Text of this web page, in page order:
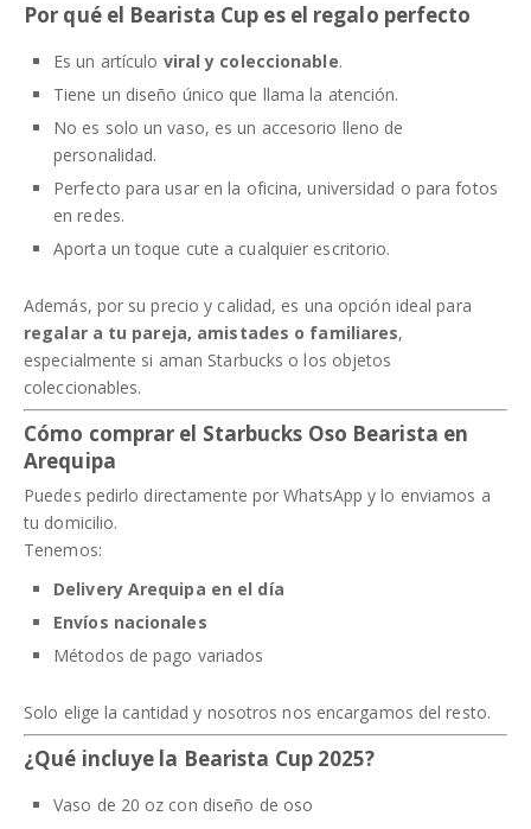
Por qué el Bearista Cup es el regalo perfecto
Es un artículo viral y coleccionable.
Tiene un diseño único que llama la atención.
No es solo un vaso, es un accesorio lleno de
personalidad.
Perfecto para usar en la oficina, universidad o para fotos
en redes.
Aporta un toque cute a cualquier escritorio.
Además, por su precio y calidad, es una opción ideal para
regalar a tu pareja, amistades o familiares,
especialmente si aman Starbucks o los objetos
coleccionables.
Cómo comprar el Starbucks Oso Bearista en
Arequipa
Puedes pedirlo directamente por WhatsApp y lo enviamos a
tu domicilio.
Tenemos:
Delivery Arequipa en el día
Envíos nacionales
Métodos de pago variados
Solo elige la cantidad y nosotros nos encargamos del resto.
¿Qué incluye la Bearista Cup 2025?
Vaso de 20 oz con diseño de oso